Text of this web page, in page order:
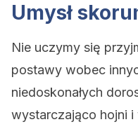
Umysł
Nie uczymy się
postawy wobec
niedoskonałych
wystarczająco hojni